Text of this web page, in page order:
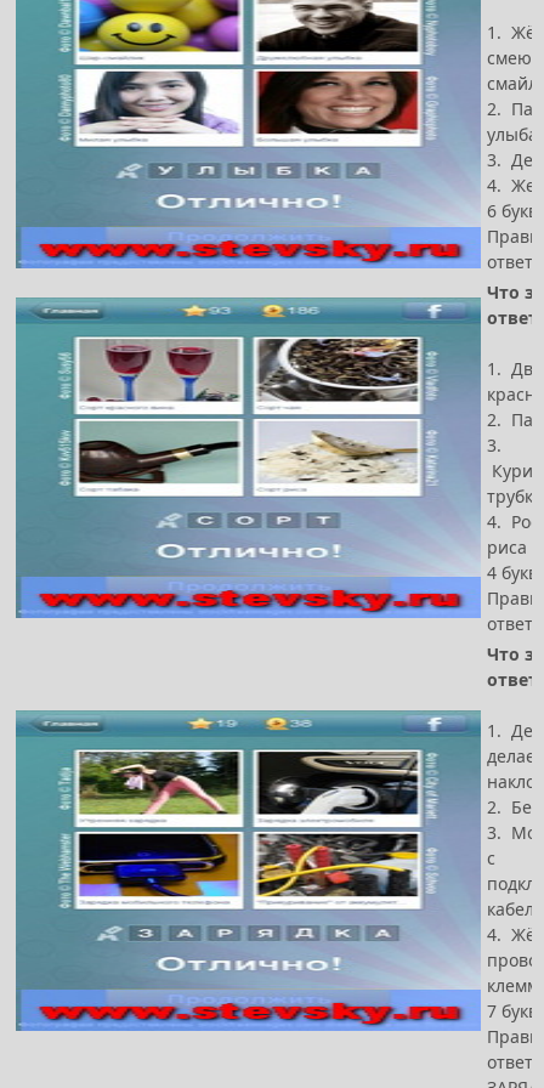
1.
2.
3.
4.
6 букв
ответ
Что
1. Два
2.
3.
трубка
4.
риса
4
ответ
Что
1.
делает
2.
3.
с
4.
7 букв
ответ -